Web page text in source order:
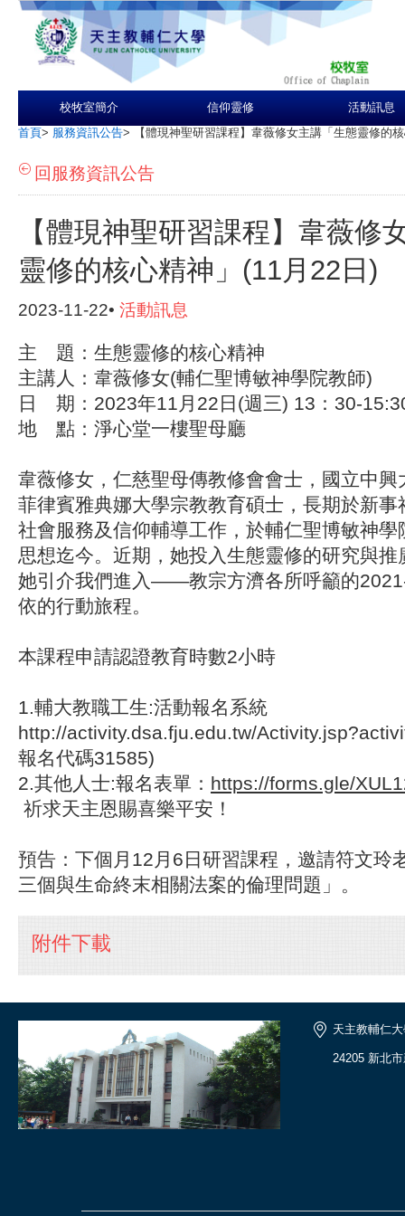
校牧室簡介 信仰靈修 活動訊息
首頁> 服務資訊公告> 【體現神聖研習課程】韋薇修女主講「生態靈修的
回服務資訊公告
【體現神聖研習課程】韋薇修
靈修的核心精神」(11月22日)
2023-11-22• 活動訊息
主 題：生態靈修的核心精神
主講人：韋薇修女(輔仁聖博敏神學院教師)
日 期：2023年11月22日(週三) 13：30-
地 點：淨心堂一樓聖母廳
韋薇修女，仁慈聖母傳教修會會士，國立中興
菲律賓雅典娜大學宗教教育碩士，長期於新事
社會服務及信仰輔導工作，於輔仁聖博敏神學
思想迄今。近期，她投入生態靈修的研究與
她引介我們進入——教宗方濟各所呼籲的
依的行動旅程。
本課程申請認證教育時數2小時
1.輔大教職工生:活動報名系統
http://activity.dsa.fju.edu.tw/
報名代碼31585)
2.其他人士:報名表單： https://forms.gle/
祈求天主恩賜喜樂平安！
預告：下個月12月6日研習課程，邀請符文玲
三個與生命終末相關法案的倫理問題」。
附件下載
天主教輔仁
24205 新北